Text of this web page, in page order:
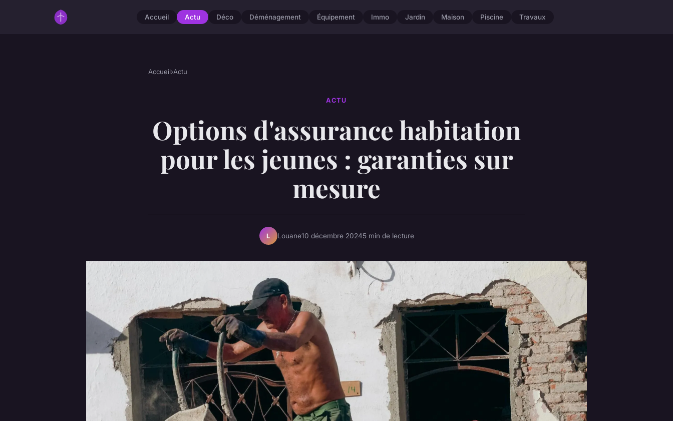
Accueil Actu Déco Déménagement Équipement Immo Jardin Maison Piscine Travaux
Accueil›Actu
ACTU
Options d'assurance habitation
pour les jeunes : garanties sur
mesure
L Louane10 décembre 20245 min de lecture